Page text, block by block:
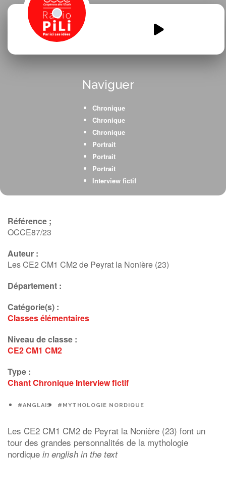
The-north-mythology.mp3
Naviguer
Chronique
Chronique
Chronique
Portrait
Portrait
Portrait
Interview fictif
Référence ;
OCCE87/23
Auteur :
Les CE2 CM1 CM2 de Peyrat la Nonière (23)
Département :
Catégorie(s) :
Classes élémentaires
Niveau de classe :
CE2CM1 CM2
Type :
ChantChronique Interview fictif
#ANGLAIS #MYTHOLOGIE NORDIQUE
Les CE2 CM1 CM2 de Peyrat la Nonière (23) font un
tour des grandes personnalités de la mythologie
nordique in english in the text